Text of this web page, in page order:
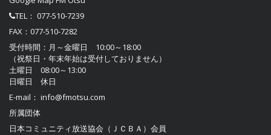
TEL： 077-510-7239
FAX：077-510-7282
受付時間：月～金曜日 10:00～18:00
（祝祭日・年末年始は受付しておりません）
土曜日 08:00～13:00
日曜日 休日
E-mail： info@fmotsu.com
所属団体
日本コミュニティ放送協会（ＪＣＢＡ） 会員